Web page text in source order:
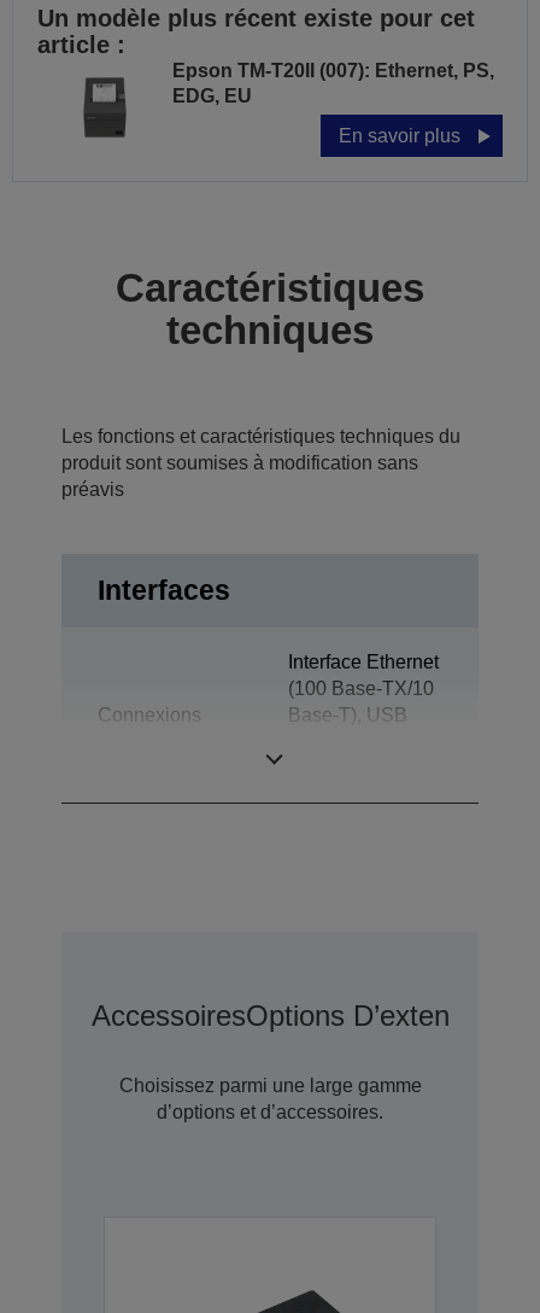
Un modèle plus récent existe pour cet
article :
Epson TM-T20II (007): Ethernet, PS,
EDG, EU
En savoir plus
Caractéristiques
techniques
Les fonctions et caractéristiques techniques du
produit sont soumises à modification sans
préavis
Interfaces
Connexions
Interface Ethernet
(100 Base-TX/10
Base-T), USB
AccessoiresOptions D’extension
Choisissez parmi une large gamme
d’options et d’accessoires.